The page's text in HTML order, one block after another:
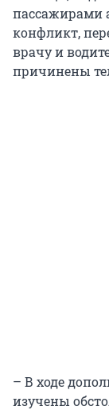
пассажирами
конфликт,
врачу и
причинены
– В ходе
изучены